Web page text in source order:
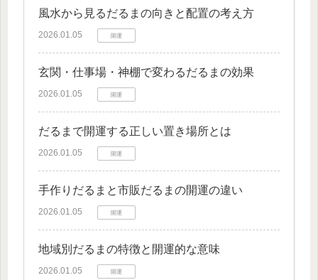
風水から見るだるまの向きと配置の考え方
2026.01.05 開運
玄関・仕事場・神棚で変わるだるまの効果
2026.01.05 開運
だるまで開運する正しい置き場所とは
2026.01.05 開運
手作りだるまと市販だるまの開運の違い
2026.01.05 開運
地域別だるまの特徴と開運的な意味
2026.01.05 開運